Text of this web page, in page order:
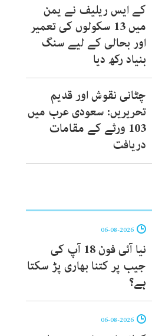
کے ایس ریلیف نے یمن
میں 13 سکولوں کی تعمیر
اور بحالی کے لیے سنگ
بنیاد رکھ دیا
چٹانی نقوش اور قدیم
تحریریں: سعودی عرب میں
103 ورثے کے مقامات
دریافت
نیا آئی فون 18 آپ کی
جیب پر کتنا بھاری پڑ سکتا
ہے؟